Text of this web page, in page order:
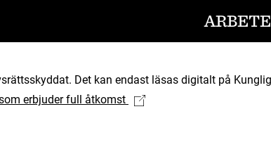
Det kan endast läsas digitalt på
erbjuder full åtkomst